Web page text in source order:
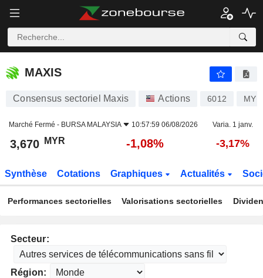
MAXIS
MAXIS
Consensus sectoriel Maxis Actions 6012
Marché Fermé - BURSA MALAYSIA 10:57:59 06/08/2026 Varia. 1 janv.
3,670 MYR -1,08% -3,17%
Synthèse Cotations Graphiques Actualités
Performances sectorielles Valorisations sectorielles
Secteur:
Région: